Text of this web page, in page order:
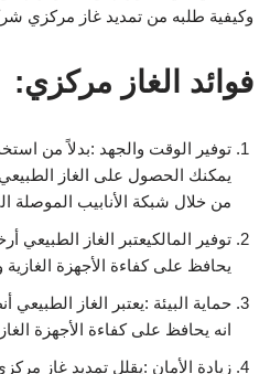
وكيفية طلبه من تمديد غاز مركزي
فوائد الغاز مركزي:
توفير الوقت والجهد :بدلاً من
يمكنك الحصول على الغاز
من خلال شبكة الأنابيب
توفير المالكيعتبر الغاز الطبيعي
يحافظ على كفاءة الأجهزة
حماية البيئة :يعتبر الغاز
انه يحافظ على كفاءة الأجهزة
زيادة الأمان :يقلل تمديد غاز